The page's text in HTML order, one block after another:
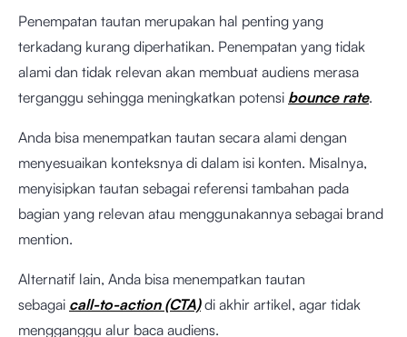
Penempatan tautan merupakan hal penting yang
terkadang kurang diperhatikan. Penempatan yang tidak
alami dan tidak relevan akan membuat audiens merasa
terganggu sehingga meningkatkan potensi bounce rate.
Anda bisa menempatkan tautan secara alami dengan
menyesuaikan konteksnya di dalam isi konten. Misalnya,
menyisipkan tautan sebagai referensi tambahan pada
bagian yang relevan atau menggunakannya sebagai brand
mention.
Alternatif lain, Anda bisa menempatkan tautan
sebagai call-to-action (CTA)di akhir artikel, agar tidak
mengganggu alur baca audiens.